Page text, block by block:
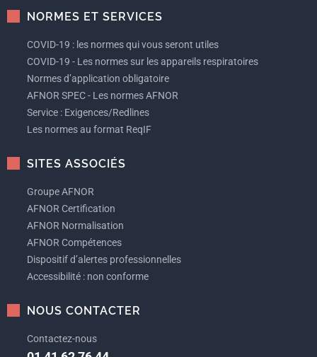
NORMES ET SERVICES
COVID-19 : les normes qui vous seront utiles
COVID-19 - Les normes sur les appareils respiratoires
Normes d’application obligatoire
AFNOR SPEC - Les normes AFNOR
Service : Exigences/Redlines
Les normes au format ReqIF
SITES ASSOCIÉS
Groupe AFNOR
AFNOR Certification
AFNOR Normalisation
AFNOR Compétences
Dispositif d’alertes professionnelles
Accessibilité : non conforme
NOUS CONTACTER
Contactez-nous